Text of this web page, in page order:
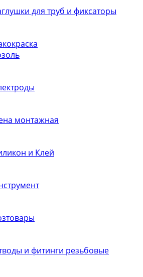
для труб и фиксаторы
монтажная
и Клей
и фитинги резьбовые